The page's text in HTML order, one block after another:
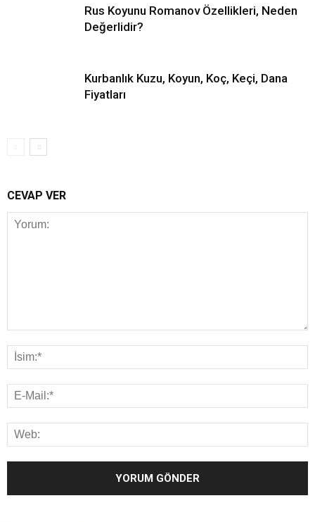
Rus Koyunu Romanov Özellikleri, Neden
Değerlidir?
Kurbanlık Kuzu, Koyun, Koç, Keçi, Dana
Fiyatları
CEVAP VER